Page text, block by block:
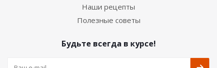
Наши рецепты
Полезные советы
Будьте всегда в курсе!